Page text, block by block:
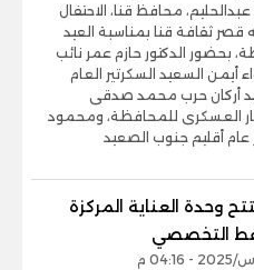
محافظ قنا، الاحتفال
ثقافة قنا بمناسبة العيد
بحضور الدكتور حازم عمر نائب
أيمن السعيد السكرتير العام
أركان حرب محمد صدقى
العسكرى للمحافظة، ومحمود
عام أقليم جنوب الصعيد
وحدة العناية المركزة
التخصصي